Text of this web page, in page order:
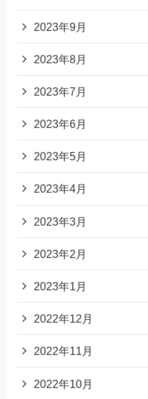
2023年9月
2023年8月
2023年7月
2023年6月
2023年5月
2023年4月
2023年3月
2023年2月
2023年1月
2022年12月
2022年11月
2022年10月